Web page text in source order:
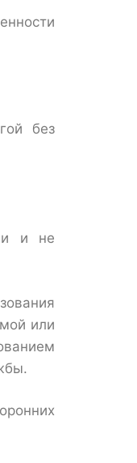
без
и не
или